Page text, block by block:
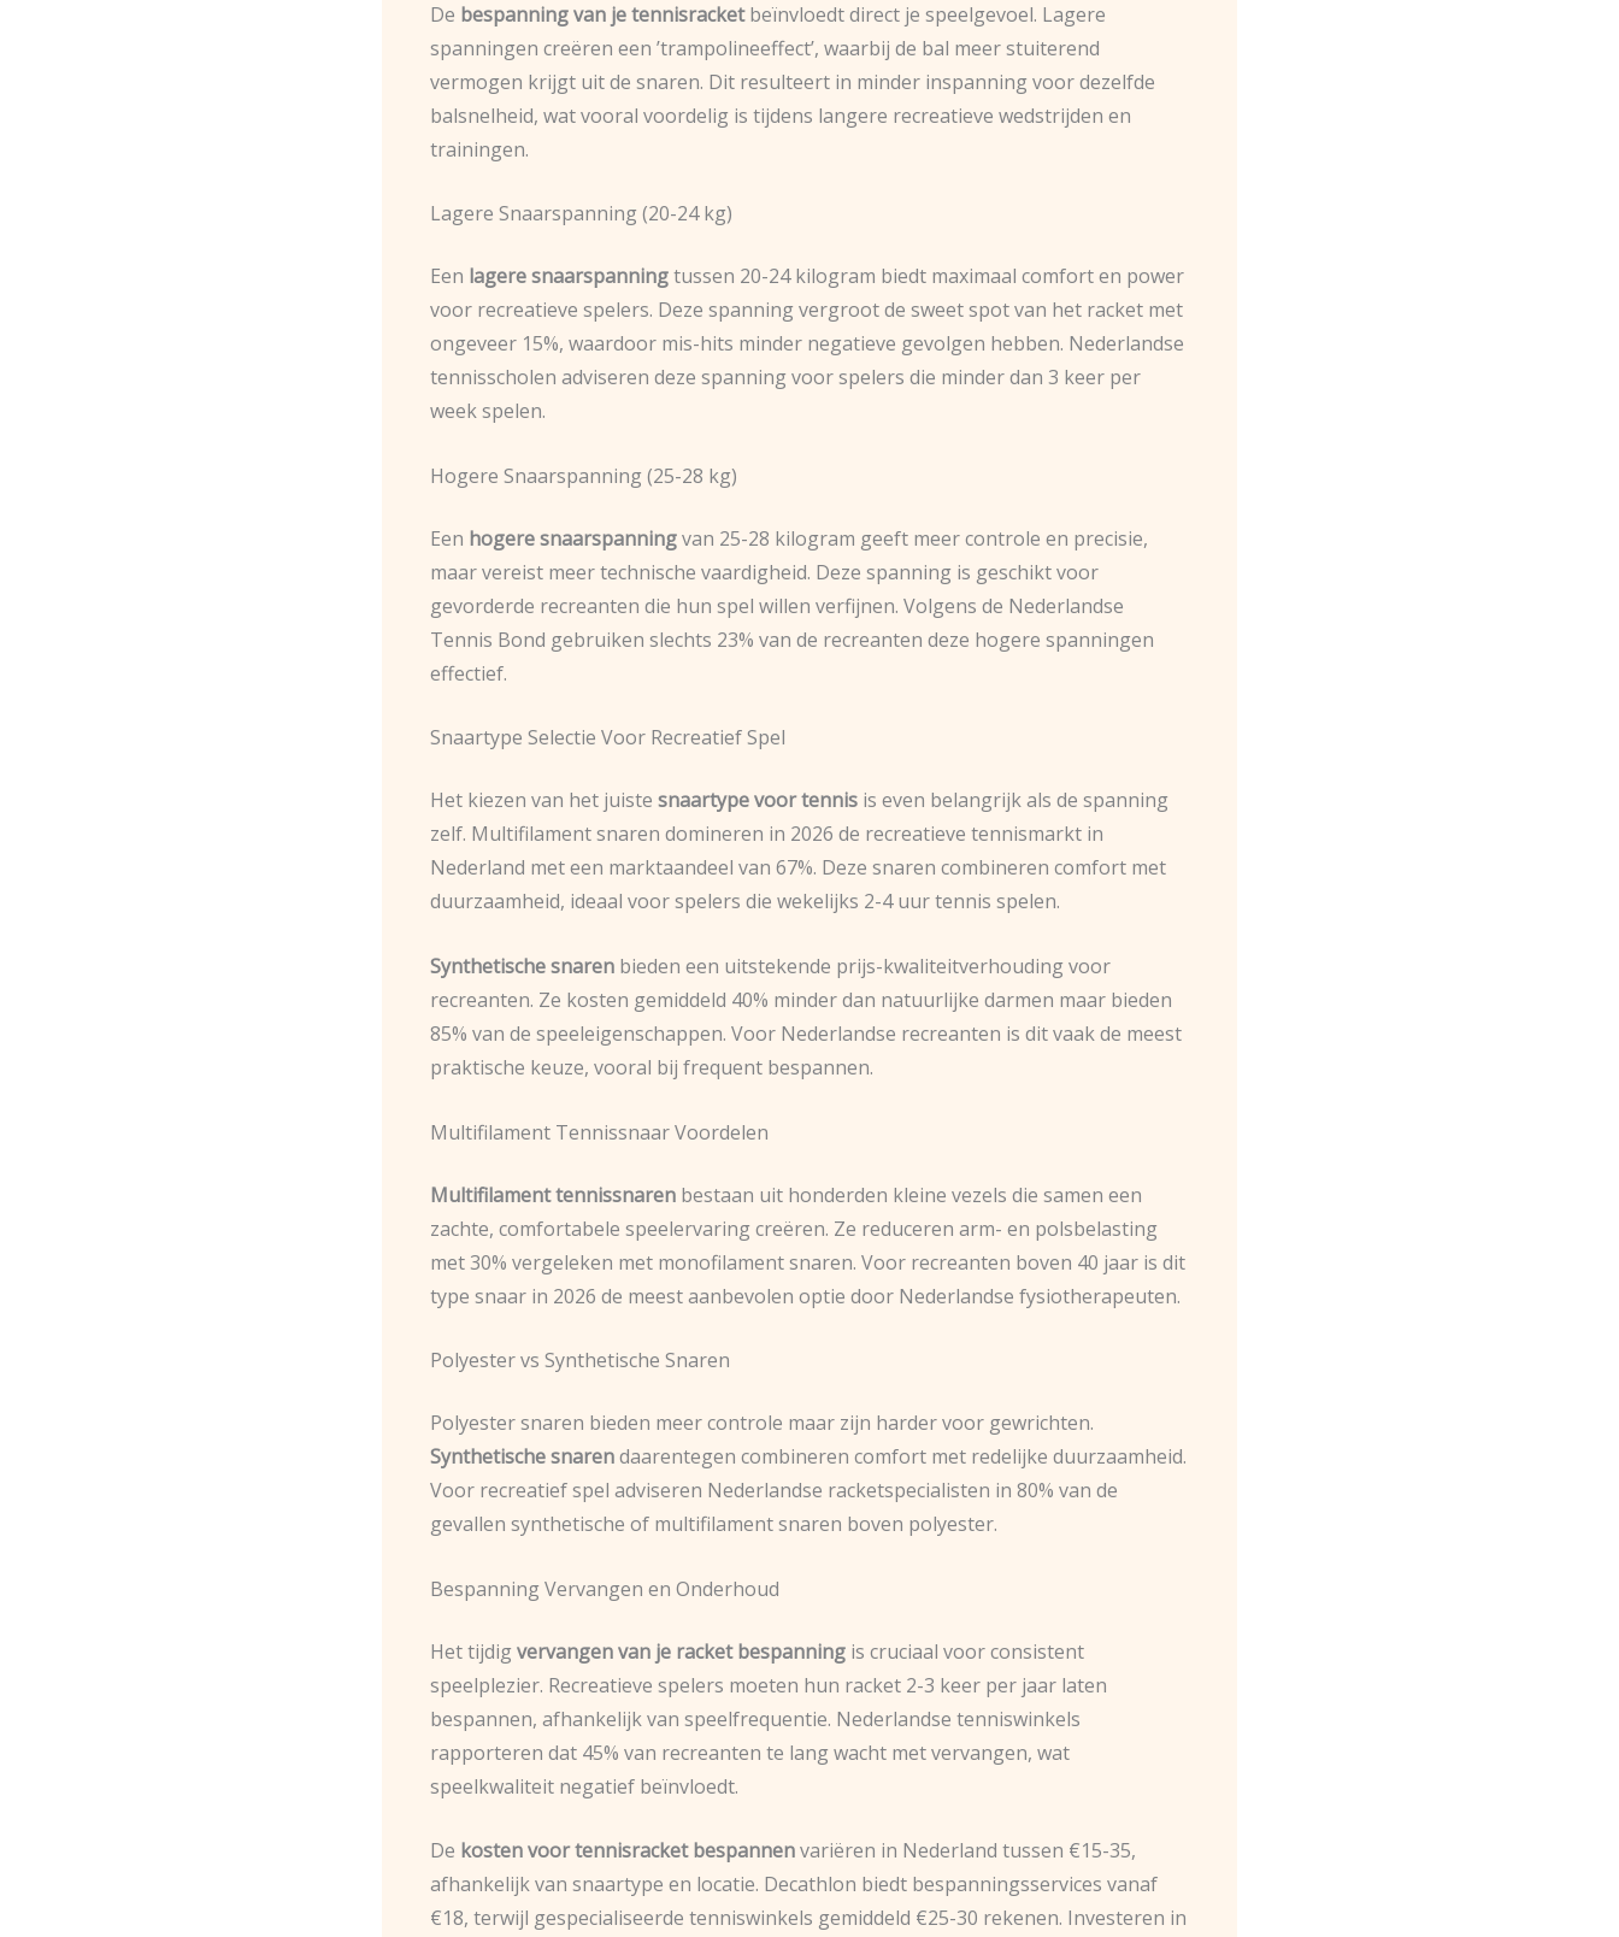
De bespanning van je tennisracketbeïnvloedt direct je speelgevoel. Lagere
spanningen creëren een ’trampolineeffect’, waarbij de bal meer stuiterend
vermogen krijgt uit de snaren. Dit resulteert in minder inspanning voor dezelfde
balsnelheid, wat vooral voordelig is tijdens langere recreatieve wedstrijden en
trainingen.
Lagere Snaarspanning (20-24 kg)
Een lagere snaarspanningtussen 20-24 kilogram biedt maximaal comfort en power
voor recreatieve spelers. Deze spanning vergroot de sweet spot van het racket met
ongeveer 15%, waardoor mis-hits minder negatieve gevolgen hebben. Nederlandse
tennisscholen adviseren deze spanning voor spelers die minder dan 3 keer per
week spelen.
Hogere Snaarspanning (25-28 kg)
Een hogere snaarspanningvan 25-28 kilogram geeft meer controle en precisie,
maar vereist meer technische vaardigheid. Deze spanning is geschikt voor
gevorderde recreanten die hun spel willen verfijnen. Volgens de Nederlandse
Tennis Bond gebruiken slechts 23% van de recreanten deze hogere spanningen
effectief.
Snaartype Selectie Voor Recreatief Spel
Het kiezen van het juiste snaartype voor tennis is even belangrijk als de spanning
zelf. Multifilament snaren domineren in 2026 de recreatieve tennismarkt in
Nederland met een marktaandeel van 67%. Deze snaren combineren comfort met
duurzaamheid, ideaal voor spelers die wekelijks 2-4 uur tennis spelen.
Synthetische snaren bieden een uitstekende prijs-kwaliteitverhouding voor
recreanten. Ze kosten gemiddeld 40% minder dan natuurlijke darmen maar bieden
85% van de speeleigenschappen. Voor Nederlandse recreanten is dit vaak de meest
praktische keuze, vooral bij frequent bespannen.
Multifilament Tennissnaar Voordelen
Multifilament tennissnaren bestaan uit honderden kleine vezels die samen een
zachte, comfortabele speelervaring creëren. Ze reduceren arm- en polsbelasting
met 30% vergeleken met monofilament snaren. Voor recreanten boven 40 jaar is dit
type snaar in 2026 de meest aanbevolen optie door Nederlandse fysiotherapeuten.
Polyester vs Synthetische Snaren
Polyester snaren bieden meer controle maar zijn harder voor gewrichten.
Synthetische snarendaarentegen combineren comfort met redelijke duurzaamheid.
Voor recreatief spel adviseren Nederlandse racketspecialisten in 80% van de
gevallen synthetische of multifilament snaren boven polyester.
Bespanning Vervangen en Onderhoud
Het tijdigvervangen van je racket bespanning is cruciaal voor consistent
speelplezier. Recreatieve spelers moeten hun racket 2-3 keer per jaar laten
bespannen, afhankelijk van speelfrequentie. Nederlandse tenniswinkels
rapporteren dat 45% van recreanten te lang wacht met vervangen, wat
speelkwaliteit negatief beïnvloedt.
De kosten voor tennisracket bespannenvariëren in Nederland tussen €15-35,
afhankelijk van snaartype en locatie. Decathlon biedt bespanningsservices vanaf
€18, terwijl gespecialiseerde tenniswinkels gemiddeld €25-30 rekenen. Investeren in